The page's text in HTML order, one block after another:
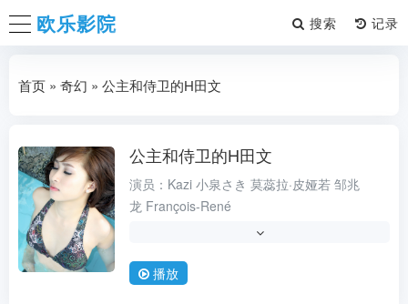
欧乐影院 搜索
首页 » 奇幻 » 公主和侍卫的H田文
历史
公主和侍卫的H田文
演员： Kazi 小泉さき 莫蕊拉·皮娅若 邹兆
龙 François-René
类型：,喜剧
状态：高清中字1080P
播放